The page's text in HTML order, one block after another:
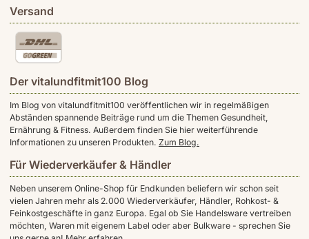
Versand
Der vitalundfitmit100 Blog
Im Blog von vitalundfitmit100 veröffentlichen wir in regelmäßigen
Abständen spannende Beiträge rund um die Themen Gesundheit,
Ernährung & Fitness. Außerdem finden Sie hier weiterführende
Informationen zu unseren Produkten. Zum Blog.
Für Wiederverkäufer & Händler
Neben unserem Online-Shop für Endkunden beliefern wir schon seit
vielen Jahren mehr als 2.000 Wiederverkäufer, Händler, Rohkost- &
Feinkostgeschäfte in ganz Europa. Egal ob Sie Handelsware vertreiben
möchten, Waren mit eigenem Label oder aber Bulkware - sprechen Sie